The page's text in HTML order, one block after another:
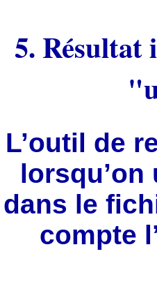
5. Résultat
L’outil de
dans le
compte